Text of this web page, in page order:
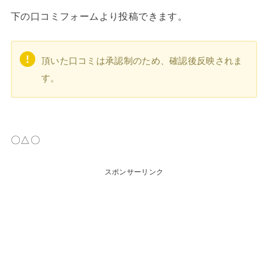
下の口コミフォームより投稿できます。
頂いた口コミは承認制のため、確認後反映されま
す。
〇△〇
スポンサーリンク